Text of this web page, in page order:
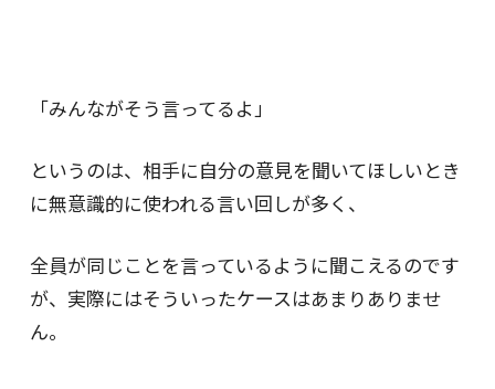
「みんながそう言ってるよ」
というのは、相手に自分の意見を聞いてほしいとき
に無意識的に使われる言い回しが多く、
全員が同じことを言っているように聞こえるのです
が、実際にはそういったケースはあまりありませ
ん。